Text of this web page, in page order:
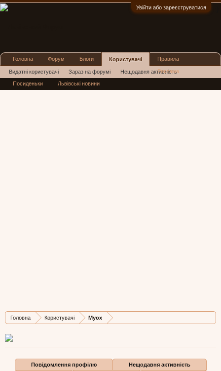
Увійти або зареєструватися
Головна Користувачі Myox
Дописів
2
Карма
0
Бали
1
Повідомлення профілю
Нещодавня активність
Головна Форум Блоги Користувачі
Видатні користувачі Зараз на форумі Нещодавня активність
Нові повідомлення профілю
Правила
Реклама
Посиденьки Львівські новини